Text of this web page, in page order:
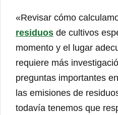
«Revisar cómo
residuos de cultivos
momento y el lugar
requiere más
preguntas importantes
las emisiones de
todavía tenemos que